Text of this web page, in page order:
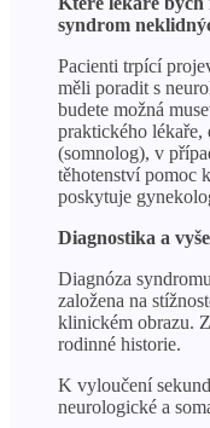
syndrom
Pacienti trpící
měli poradit s
budete možná
praktického lékaře,
(somnolog), v
těhotenství pomoc
poskytuje
Diagnostika a
Diagnóza
založena na
klinickém obrazu.
rodinné historie.
K vyloučení
neurologické a